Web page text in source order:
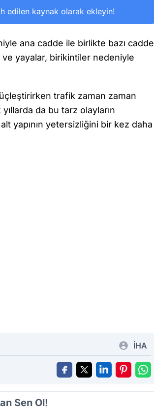
edilen kaynak olarak ekleyin!
ana cadde ile birlikte bazı cadde
yayalar, birikintiler nedeniyle
trafik zaman zaman
da bu tarz olayların
yapının yetersizliğini bir kez daha
İHA
Sen Ol!